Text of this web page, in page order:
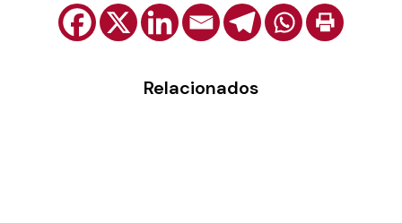
Relacionados